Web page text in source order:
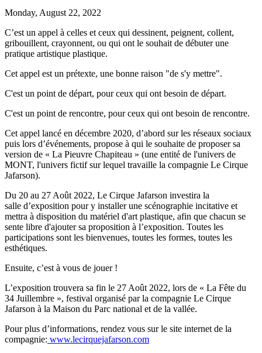
Monday, August 22, 2022
C’est un appel à celles et ceux qui dessinent, peignent, collent,
gribouillent, crayonnent, ou qui ont le souhait de débuter une
pratique artistique plastique.
Cet appel est un prétexte, une bonne raison "de s'y mettre".
C'est un point de départ, pour ceux qui ont besoin de départ.
C'est un point de rencontre, pour ceux qui ont besoin de rencontre.
Cet appel lancé en décembre 2020, d’abord sur les réseaux sociaux
puis lors d’événements, propose à qui le souhaite de proposer sa
version de « La Pieuvre Chapiteau » (une entité de l'univers de
MONT, l'univers fictif sur lequel travaille la compagnie Le Cirque
Jafarson).
Du 20 au 27 Août 2022, Le Cirque Jafarson investira la
salle d’exposition pour y installer une scénographie incitative et
mettra à disposition du matériel d'art plastique, afin que chacun se
sente libre d'ajouter sa proposition à l’exposition. Toutes les
participations sont les bienvenues, toutes les formes, toutes les
esthétiques.
Ensuite, c’est à vous de jouer !
L’exposition trouvera sa fin le 27 Août 2022, lors de « La Fête du
34 Juillembre », festival organisé par la compagnie Le Cirque
Jafarson à la Maison du Parc national et de la vallée.
Pour plus d’informations, rendez vous sur le site internet de la
compagnie: www.lecirquejafarson.com